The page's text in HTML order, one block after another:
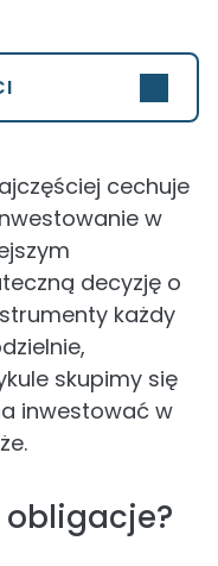
cechuje
w
decyzję o
każdy
skupimy się
inwestować w
obligacje?